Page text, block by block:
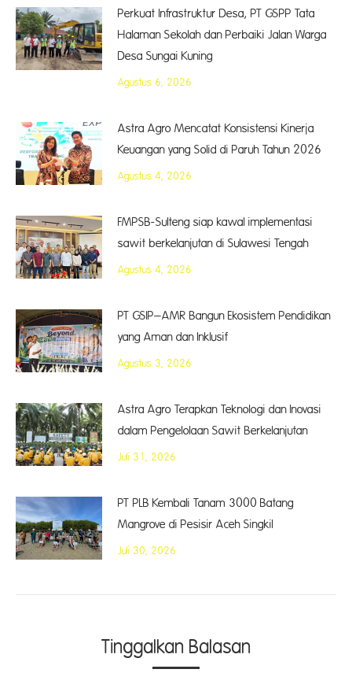
Perkuat Infrastruktur Desa, PT GSPP Tata
Halaman Sekolah dan Perbaiki Jalan Warga
Desa Sungai Kuning
Agustus 6, 2026
Astra Agro Mencatat Konsistensi Kinerja
Keuangan yang Solid di Paruh Tahun 2026
Agustus 4, 2026
FMPSB-Sulteng siap kawal implementasi
sawit berkelanjutan di Sulawesi Tengah
Agustus 4, 2026
PT GSIP–AMR Bangun Ekosistem Pendidikan
yang Aman dan Inklusif
Agustus 3, 2026
Astra Agro Terapkan Teknologi dan Inovasi
dalam Pengelolaan Sawit Berkelanjutan
Juli 31, 2026
PT PLB Kembali Tanam 3000 Batang
Mangrove di Pesisir Aceh Singkil
Juli 30, 2026
Tinggalkan Balasan